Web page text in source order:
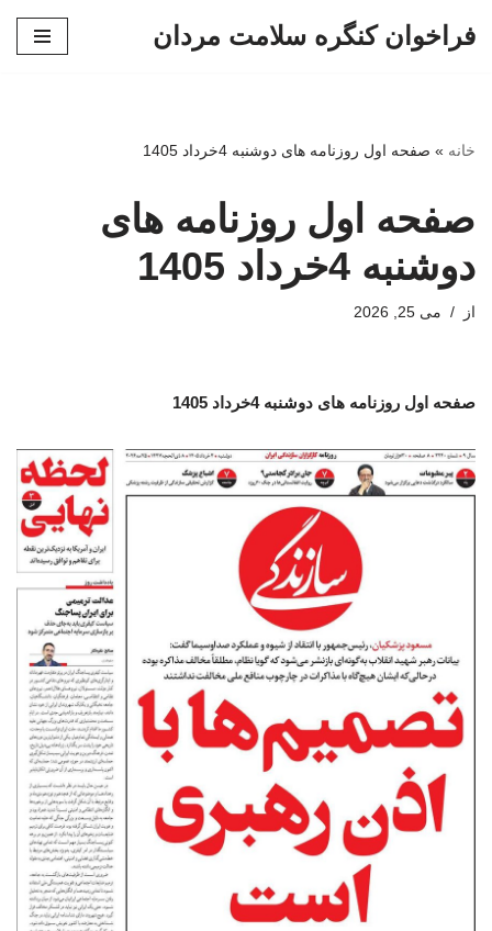
فراخوان کنگره سلامت مردان
خانه » صفحه اول روزنامه های دوشنبه 4خرداد 1405
صفحه اول روزنامه های
دوشنبه 4خرداد 1405
از می 25, 2026
صفحه اول روزنامه های دوشنبه 4خرداد 1405